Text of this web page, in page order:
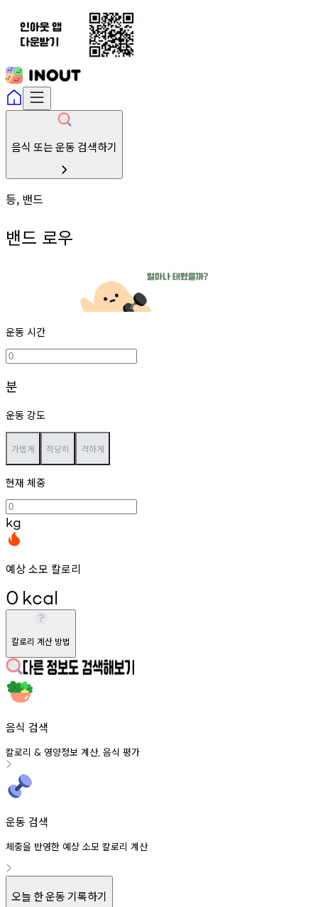
음식 또는 운동 검색하기
등, 밴드
밴드 로우
운동 시간
분
운동 강도
가볍게 적당히 격하게
현재 체중
kg
예상 소모 칼로리
0 kcal
칼로리 계산 방법
음식 검색
칼로리 & 영양정보 계산, 음식 평가
운동 검색
체중을 반영한 예상 소모 칼로리 계산
오늘 한 운동 기록하기